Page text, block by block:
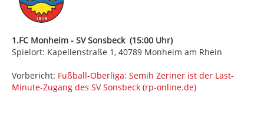
1.FC Monheim - SV Sonsbeck (15:00 Uhr)
Spielort: Kapellenstraße 1, 40789 Monheim am Rhein
Vorbericht: Fußball-Oberliga: Semih Zeriner ist der Last-
Minute-Zugang des SV Sonsbeck (rp-online.de)